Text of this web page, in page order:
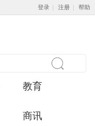
登录 注册 帮助
教育
商讯